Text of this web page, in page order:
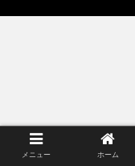
メニュー ホーム